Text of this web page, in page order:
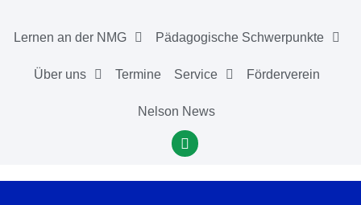
Lernen an der NMG Pädagogische Schwerpunkte
Über uns Termine Service Förderverein
Nelson News